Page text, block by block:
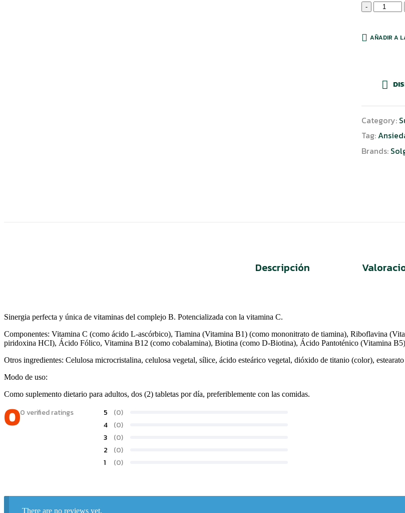
- Cantidad
AÑADIR A
Category:
Tag:
Brands:
Descripción
Sinergia perfecta y única de vitaminas del complejo B. Potencializada con la vitamina C.
Componentes: Vitamina C (como ácido L-ascórbico), Tiamina (Vitamina B1) (como mononitrato de tiamina), Riboflavina
piridoxina HCI), Ácido Fólico, Vitamina B12 (como cobalamina), Biotina (como D-Biotina), Ácido Pantoténico (Vitamina
Otros ingredientes: Celulosa microcristalina, celulosa vegetal, sílice, ácido esteárico vegetal, dióxido de titanio (color),
Modo de uso:
Como suplemento dietario para adultos, dos (2) tabletas por día, preferiblemente con las comidas.
00 verified ratings
1 (0)
2 (0)
3 (0)
4 (0)
5 (0)
There are no reviews yet.